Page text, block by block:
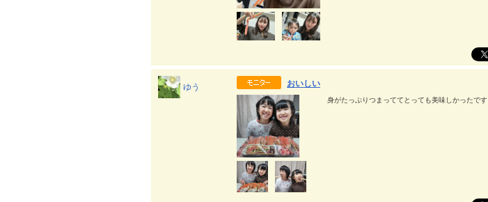
ゆう おいしい
身がたっぷりつまっててとっても美味しかったです